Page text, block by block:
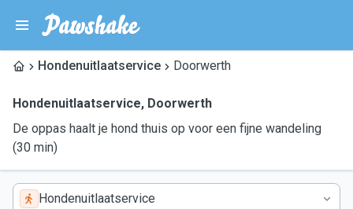
Hondenuitlaatservice Doorwerth
Hondenuitlaatservice, Doorwerth
De oppas haalt je hond thuis op voor een fijne wandeling
(30 min)
Hondenuitlaatservice